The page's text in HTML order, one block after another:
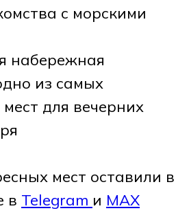
с морскими
набережная
из самых
для вечерних
мест оставили в
в Telegram и MAX